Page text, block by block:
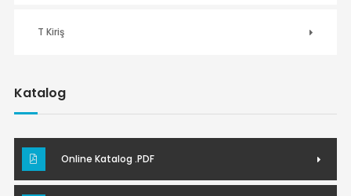
T Kiriş
Katalog
Online Katalog .PDF